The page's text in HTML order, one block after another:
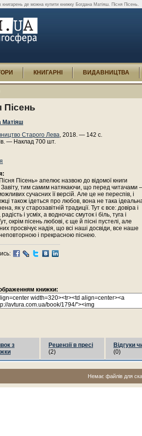
книгарень де можна купити книжку Богдана Матіяш. Пісня Пісень.
КНИГАРНІ ВИДАВНИЦТВА
Пісень
Матіяш
Старого Лева, 2018. — 142 с.
— Наклад 700 шт.
Пісень» апелює назвою до відомої книги
тим самим натякаючи, що перед читачами –
сучасних її версій. Але це не переспів, і
також ідеться про любов, вона не така
як у старозавітній традиції. Тут є все: довіра і
радість і усміх, а водночас смуток і біль, туга і
окрім пісень любові, є ще й пісні пустелі, але
просвічує надія, що всі наші досвіди, все наше
і прекрасною піснею.
книжки:
з
Рецензії в пресі
(2)
Відгуки
(0)
Немає файлів для